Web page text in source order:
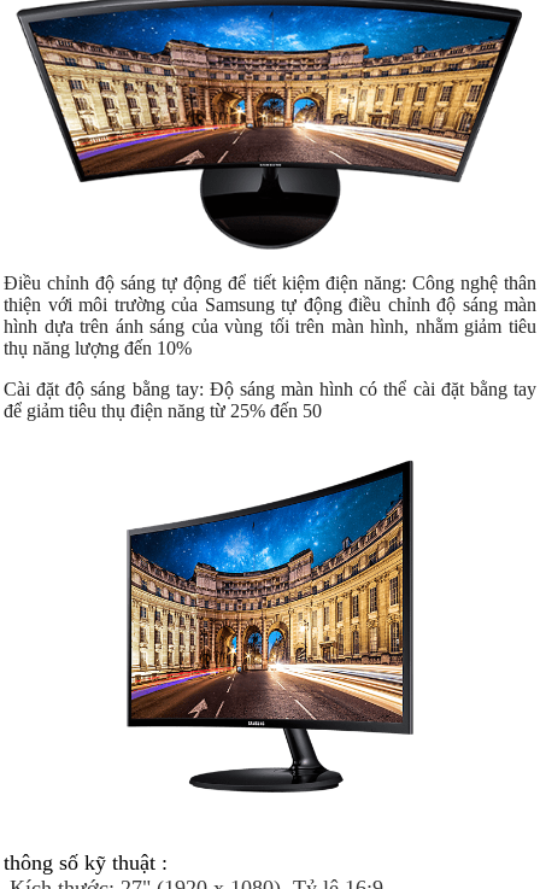
Điều chỉnh độ sáng tự động để tiết kiệm điện năng: Công nghệ thân
thiện với môi trường của Samsung tự động điều chỉnh độ sáng màn
hình dựa trên ánh sáng của vùng tối trên màn hình, nhằm giảm tiêu
thụ năng lượng đến 10%
Cài đặt độ sáng bằng tay: Độ sáng màn hình có thể cài đặt bằng tay
để giảm tiêu thụ điện năng từ 25% đến 50
thông số kỹ thuật :